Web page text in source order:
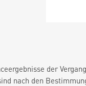
der
nach den